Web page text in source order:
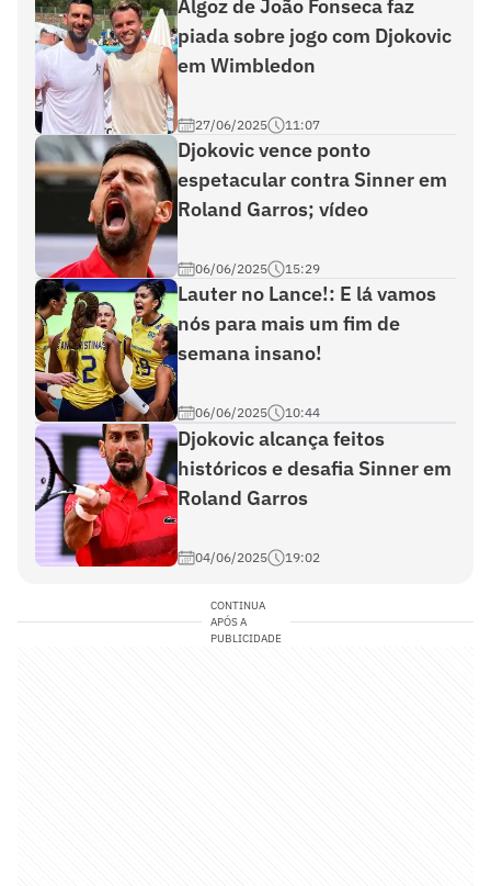
Algoz de João Fonseca faz
piada sobre jogo com Djokovic
em Wimbledon
27/06/2025 11:07
Djokovic vence ponto
espetacular contra Sinner em
Roland Garros; vídeo
06/06/2025 15:29
Lauter no Lance!: E lá vamos
nós para mais um fim de
semana insano!
06/06/2025 10:44
Djokovic alcança feitos
históricos e desafia Sinner em
Roland Garros
04/06/2025 19:02
CONTINUA
APÓS A
PUBLICIDADE